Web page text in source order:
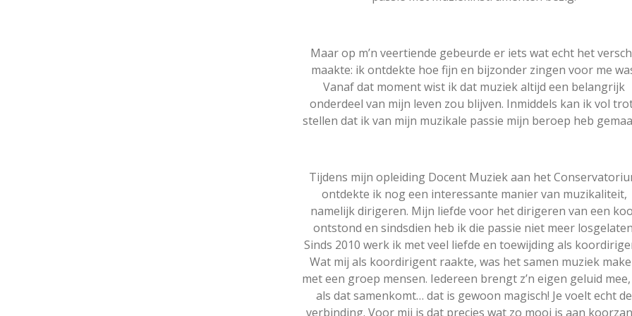
Maar op m’n veertiende gebeurde er iets wat echt het
maakte: ik ontdekte hoe fijn en bijzonder zingen voor me
Vanaf dat moment wist ik dat muziek altijd een belangrijk
onderdeel van mijn leven zou blijven. Inmiddels kan ik vol
stellen dat ik van mijn muzikale passie mijn beroep heb
Tijdens mijn opleiding Docent Muziek aan het
ontdekte ik nog een interessante manier van muzikaliteit,
namelijk dirigeren. Mijn liefde voor het dirigeren van een
ontstond en sindsdien heb ik die passie niet meer
Sinds 2010 werk ik met veel liefde en toewijding als
Wat mij als koordirigent raakte, was het samen muziek
met een groep mensen. Iedereen brengt z’n eigen geluid
als dat samenkomt… dat is gewoon magisch! Je voelt echt de
verbinding. Voor mij is dat precies wat zo mooi is aan